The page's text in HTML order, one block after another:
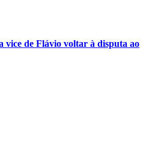
vice de Flávio voltar à disputa ao